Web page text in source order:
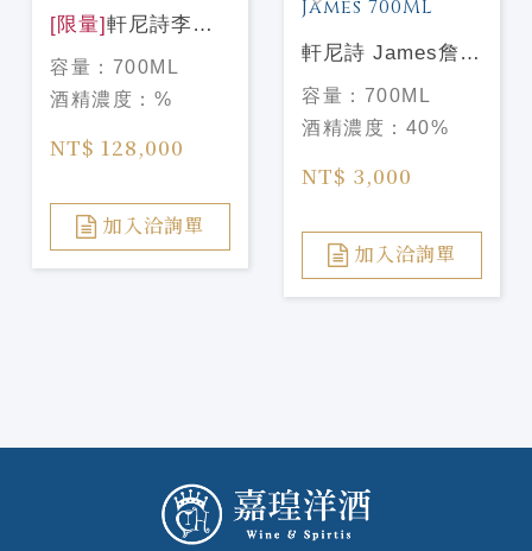
[限量] 軒尼詩李察
干邑白蘭地
HENNESSY
RICHARD 700ML
容量： 700ML
酒精濃度： %
NT$ 128,000
加入洽詢單
軒尼詩 James詹姆
士干邑白蘭地
700ML
HENNESSY
James 700ML
容量： 700ML
酒精濃度： 40%
NT$ 3,000
加入洽詢單